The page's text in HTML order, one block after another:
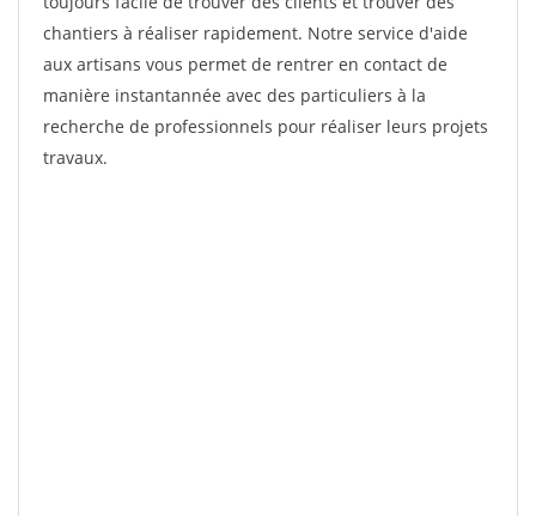
chantiers à réaliser rapidement. Notre service d'aide
aux artisans vous permet de rentrer en contact de
manière instantannée avec des particuliers à la
recherche de professionnels pour réaliser leurs projets
travaux.